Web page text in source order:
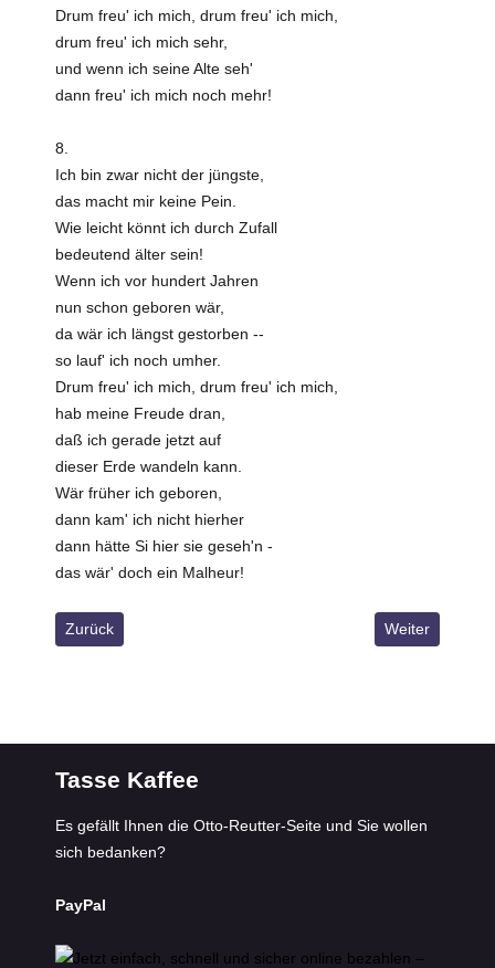
Drum freu' ich mich, drum freu' ich mich,
drum freu' ich mich sehr,
und wenn ich seine Alte seh'
dann freu' ich mich noch mehr!
8.
Ich bin zwar nicht der jüngste,
das macht mir keine Pein.
Wie leicht könnt ich durch Zufall
bedeutend älter sein!
Wenn ich vor hundert Jahren
nun schon geboren wär,
da wär ich längst gestorben --
so lauf' ich noch umher.
Drum freu' ich mich, drum freu' ich mich,
hab meine Freude dran,
daß ich gerade jetzt auf
dieser Erde wandeln kann.
Wär früher ich geboren,
dann kam' ich nicht hierher
dann hätte Si hier sie geseh'n -
das wär' doch ein Malheur!
Vorheriger Beitrag: Der Zeitgeist
Zurück Nächster
Weiter
Tasse Kaffee
Es gefällt Ihnen die Otto-Reutter-Seite und Sie wollen
sich bedanken?
PayPal